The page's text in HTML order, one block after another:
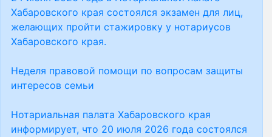
Хабаровского края состоялся экзамен для лиц,
желающих пройти стажировку у нотариусов
Хабаровского края.
Неделя правовой помощи по вопросам защиты
интересов семьи
Нотариальная палата Хабаровского края
информирует, что 20 июля 2026 года состоялся